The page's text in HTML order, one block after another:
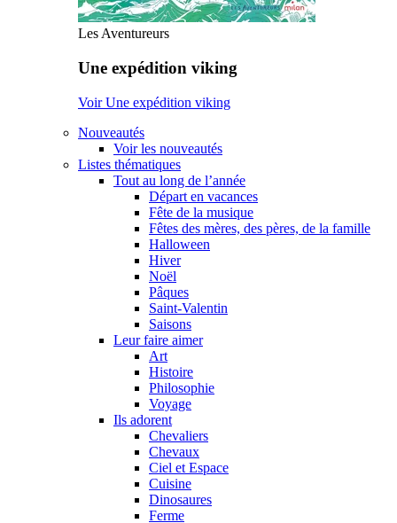
Les Aventureurs
Une expédition viking
Voir Une expédition viking
Nouveautés
Voir les nouveautés
Listes thématiques
Tout au long de l’année
Départ en vacances
Fête de la musique
Fêtes des mères, des pères, de la famille
Halloween
Hiver
Noël
Pâques
Saint-Valentin
Saisons
Leur faire aimer
Art
Histoire
Philosophie
Voyage
Ils adorent
Chevaliers
Chevaux
Ciel et Espace
Cuisine
Dinosaures
Ferme